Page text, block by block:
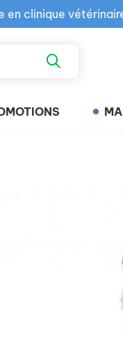
en clinique
gratuit en clinique